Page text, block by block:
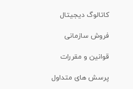
کاتالوگ دیجیتال
فروش سازمانی
قوانین و مقررات
پرسش های متداول